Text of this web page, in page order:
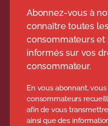
Abonnez-vous à
connaître toutes
consommateurs
informés sur vos
consommateur.
En vous abonnant,
consommateurs
afin de vous
ainsi que des